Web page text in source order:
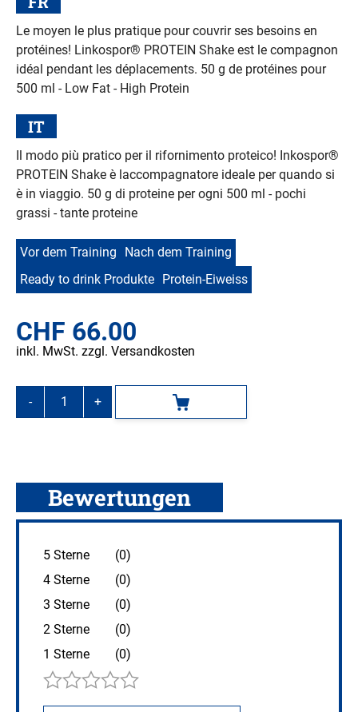
Le moyen le plus pratique pour couvrir ses besoins en
protéines! Linkospor® PROTEIN Shake est le compagnon
idéal pendant les déplacements. 50 g de protéines pour
500 ml - Low Fat - High Protein
IT
Il modo più pratico per il rifornimento proteico! Inkospor®
PROTEIN Shake è laccompagnatore ideale per quando si
è in viaggio. 50 g di proteine per ogni 500 ml - pochi
grassi - tante proteine
Vor dem Training
Nach dem Training
Ready to drink Produkte Protein-Eiweiss
CHF 66.00
inkl. MwSt. zzgl. Versandkosten
-
12
x
500
Menge
+ In den Warenkorb
Bewertungen
5 Sterne
(0)
4 Sterne
(0)
3 Sterne
(0)
2 Sterne
(0)
1 Sterne
(0)